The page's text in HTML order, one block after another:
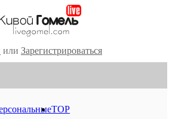
или Зарегистрироваться
TOP